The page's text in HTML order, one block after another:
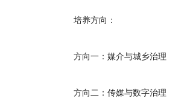
培养方向：
方向一：媒介与城乡治理
方向二：传媒与数字治理